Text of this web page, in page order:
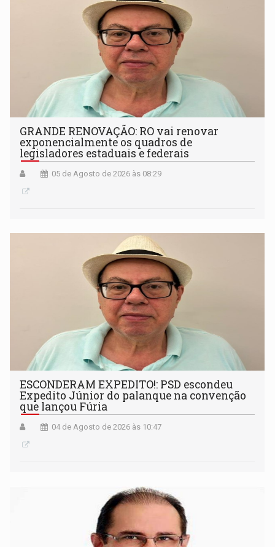
GRANDE RENOVAÇÃO: RO vai renovar
exponencialmente os quadros de
legisladores estaduais e federais
05 de Agosto de 2026 às 08:29
ESCONDERAM EXPEDITO!: PSD escondeu
Expedito Júnior do palanque na convenção
que lançou Fúria
04 de Agosto de 2026 às 10:47